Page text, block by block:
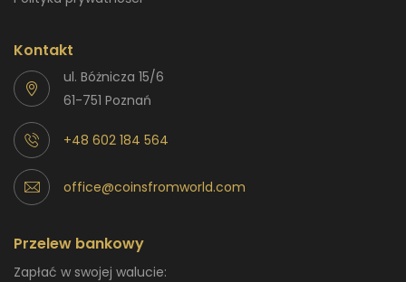
Kontakt
ul. Bóżnicza 15/6
61-751 Poznań
+48 602 184 564
office@coinsfromworld.com
Przelew bankowy
Zapłać w swojej walucie: